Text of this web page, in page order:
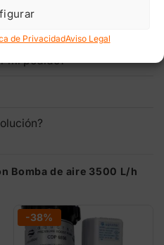
de PrivacidadAviso Legal
mi pedido?
Bomba de aire 3500 L/h
-38%